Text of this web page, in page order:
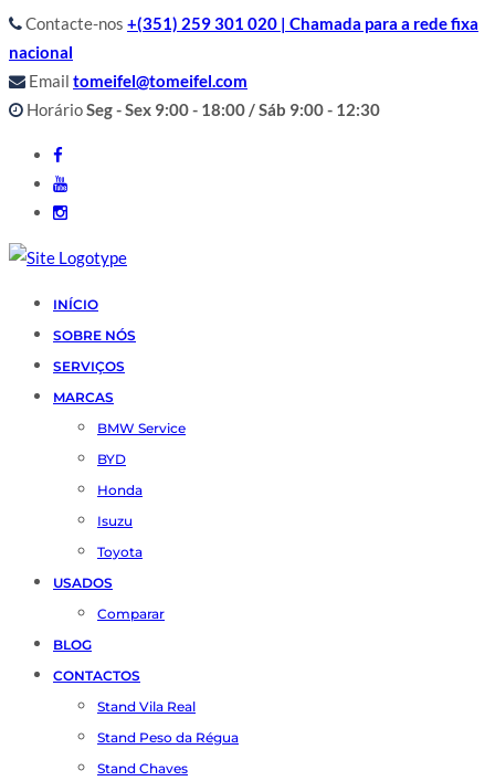
Contacte-nos +(351) 259 301 020 | Chamada para a rede fixa
nacional
Email tomeifel@tomeifel.com
HorárioSeg - Sex 9:00 - 18:00 / Sáb 9:00 - 12:30
INÍCIO
SOBRE NÓS
SERVIÇOS
MARCAS
BMW Service
BYD
Honda
Isuzu
Toyota
USADOS
Comparar
BLOG
CONTACTOS
Stand Vila Real
Stand Peso da Régua
Stand Chaves